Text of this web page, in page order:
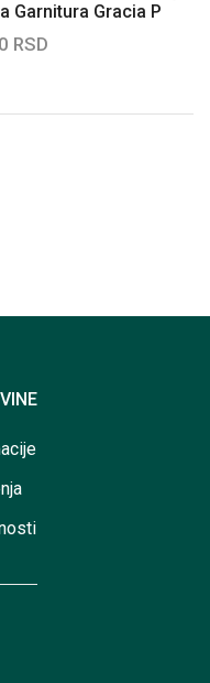
Garnitura Gracia P
RSD